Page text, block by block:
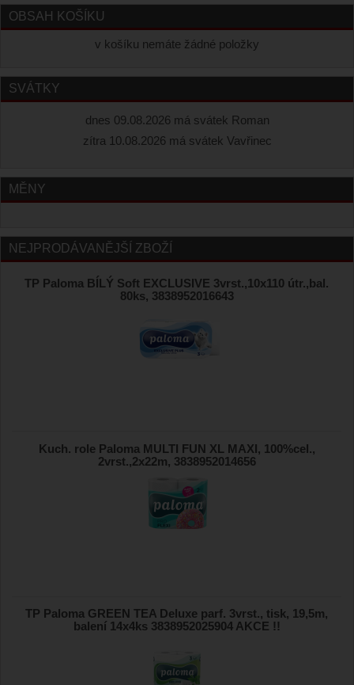
OBSAH KOŠÍKU
v košíku nemáte žádné položky
SVÁTKY
dnes 09.08.2026 má svátek Roman
zítra 10.08.2026 má svátek Vavřinec
MĚNY
NEJPRODÁVANĚJŠÍ ZBOŽÍ
TP Paloma BÍLÝ Soft EXCLUSIVE 3vrst.,10x110 útr.,bal.
80ks, 3838952016643
Kuch. role Paloma MULTI FUN XL MAXI, 100%cel.,
2vrst.,2x22m, 3838952014656
TP Paloma GREEN TEA Deluxe parf. 3vrst., tisk, 19,5m,
balení 14x4ks 3838952025904 AKCE !!